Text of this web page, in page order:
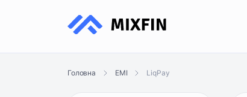
Головна EMI LiqPay